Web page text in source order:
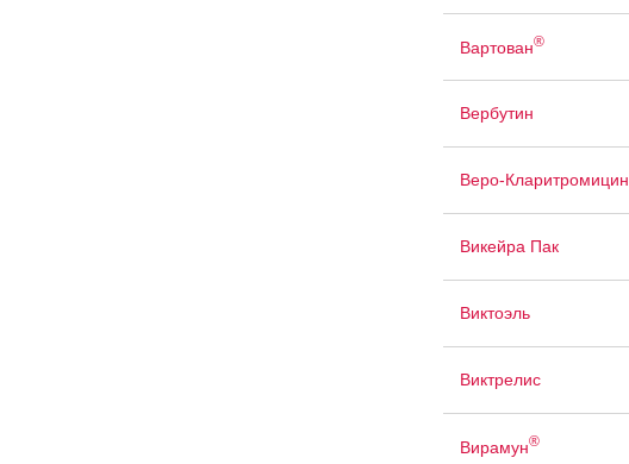
Вартован®
Вербутин
Веро-Кларитромицин
Викейра Пак
Виктоэль
Виктрелис
Вирамун®